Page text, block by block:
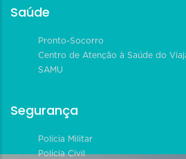
Saúde
Pronto-Socorro
Centro de Atenção à Saúde do
SAMU
Segurança
Polícia Militar
Polícia Civil